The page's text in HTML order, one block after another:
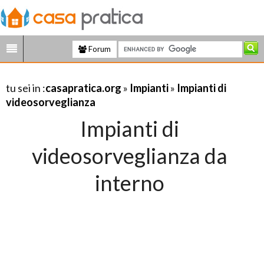
Forum
tu sei in :casapratica.org » Impianti» Impianti di
videosorveglianza
Impianti di
videosorveglianza da
interno